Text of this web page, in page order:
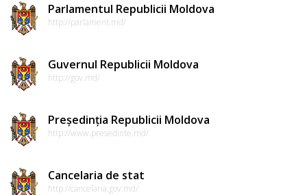
Parlamentul Republicii Moldova
http://parlament.md/
Guvernul Republicii Moldova
http://gov.md/
Președinția Republicii Moldova
http://www.presedinte.md/
Cancelaria de stat
http://cancelaria.gov.md/